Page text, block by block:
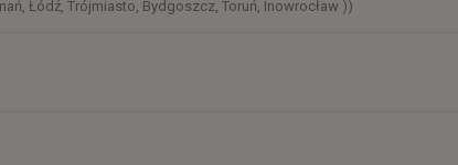
Łódź, Trójmiasto, Bydgoszcz, Toruń, Inowrocław ))